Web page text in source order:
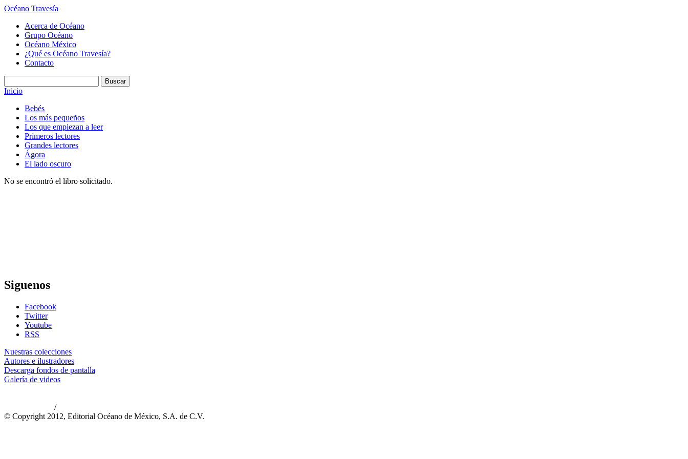
Océano Travesía
Acerca de Océano
Grupo Océano
Océano México
¿Qué es Océano Travesía?
Contacto
Inicio
Bebés
Los más pequeños
Los que empiezan a leer
Primeros lectores
Grandes lectores
Ágora
El lado oscuro
No se encontró el libro solicitado.
Siguenos
Facebook
Twitter
Youtube
RSS
Nuestras colecciones
Autores e ilustradores
Descarga fondos de pantalla
Galería de videos
/
© Copyright 2012, Editorial Océano de México, S.A. de C.V.